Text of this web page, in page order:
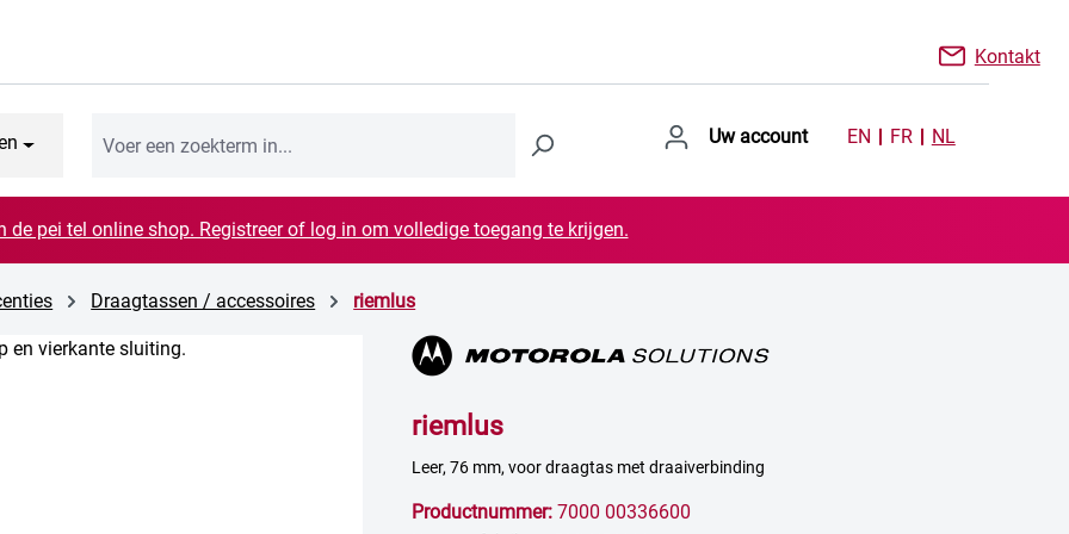
Kontakt
Uw account EN FR NL
de pei tel online shop. Registreer of log in om volledige toegang te krijgen.
Draagtassen / accessoires riemlus
riemlus
Leer, 76 mm, voor draagtas met draaiverbinding
Productnummer: 7000 00336600